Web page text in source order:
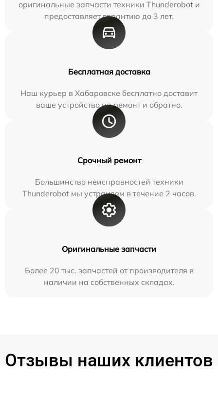
оригинальные запчасти техники Thunderobot и
предоставляет гарантию до 3 лет.
Бесплатная доставка
Наш курьер в Хабаровске бесплатно доставит
ваше устройство на ремонт и обратно.
Срочный ремонт
Большинство неисправностей техники
Thunderobot мы устраняем в течение 2 часов.
Оригинальные запчасти
Более 20 тыс. запчастей от производителя в
наличии на собственных складах.
Отзывы наших клиентов